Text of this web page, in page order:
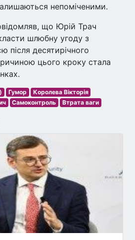
непоміченими.
що Юрій Трач
шлюбну угоду з
після десятирічного
цього кроку стала
Гумор
Королева Вікторія
Самоконтроль Втрата ваги